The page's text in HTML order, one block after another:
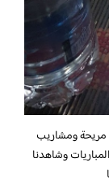
مريحة ومشاريب
وشاهدنا